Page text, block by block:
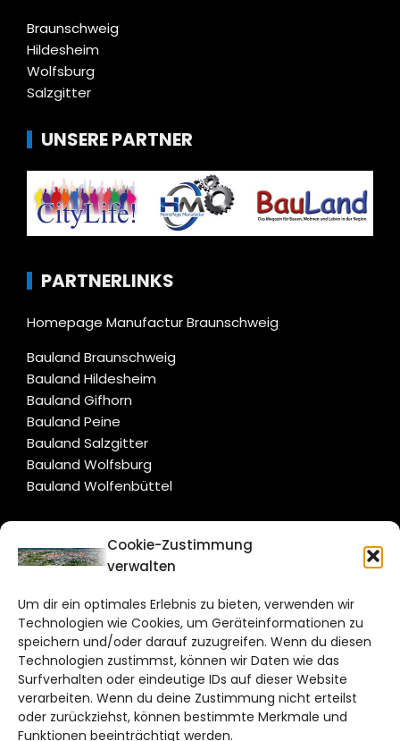
Cookie-Zustimmung
verwalten
Um dir ein optimales Erlebnis zu bieten, verwenden wir
Technologien wie Cookies, um Geräteinformationen zu
speichern und/oder darauf zuzugreifen. Wenn du diesen
Technologien zustimmst, können wir Daten wie das
Surfverhalten oder eindeutige IDs auf dieser Website
verarbeiten. Wenn du deine Zustimmung nicht erteilst
oder zurückziehst, können bestimmte Merkmale und
Funktionen beeinträchtigt werden.
Braunschweig
Hildesheim
Wolfsburg
Salzgitter
UNSERE PARTNER
PARTNERLINKS
Homepage Manufactur Braunschweig
Bauland Braunschweig
Bauland Hildesheim
Bauland Gifhorn
Bauland Peine
Bauland Salzgitter
Bauland Wolfsburg
Bauland Wolfenbüttel
CITYLIFE!
Bruchtorwall 12
38100 Braunschweig
Telefon: 0531 387220 – 65
DAS STADTMAGAZIN FÜR
BRAUNSCHWEIG